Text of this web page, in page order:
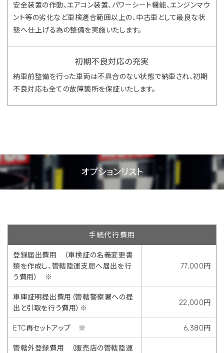
安全装置の作動、エアコン装置、パワーシート機能、エンジンマウ
ント等の劣化など車検適合範囲以上の、中古車として最良な状
態へ仕上げる為の整備を実施いたします。
初期不良対応の充実
納車前整備を行った車両は不具合のない状態で納車され、初期
不良対応も全ての故障箇所を保証いたします。
オプションリスト
手続代行費用
登録届出費用 （車検証の名義変更書
類を作成し、管轄陸運支局へ届出を行
う費用） ※
77,000円
車庫証明提出費用（管轄警察署への提
出と引取を行う費用）※
22,000円
ETC再セットアップ ※ 6,380円
管轄外登録費用 （販売店の管轄陸運